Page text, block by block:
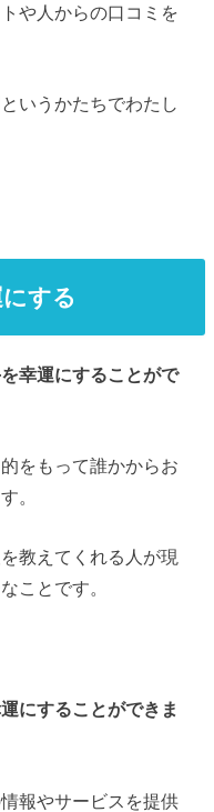
や人からの口コミを
いうかたちでわたし
する
幸運にすることがで
をもって誰かからお
。
教えてくれる人が現
ことです。
にすることができま
報やサービスを提供